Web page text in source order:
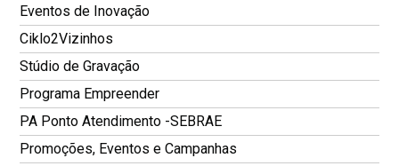
Eventos de Inovação
Ciklo2Vizinhos
Stúdio de Gravação
Programa Empreender
PA Ponto Atendimento -SEBRAE
Promoções, Eventos e Campanhas